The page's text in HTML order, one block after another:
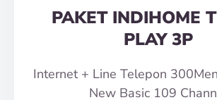
PAKET INDIHOME
PLAY 3P
Internet + Line Telepon
New Basic 109